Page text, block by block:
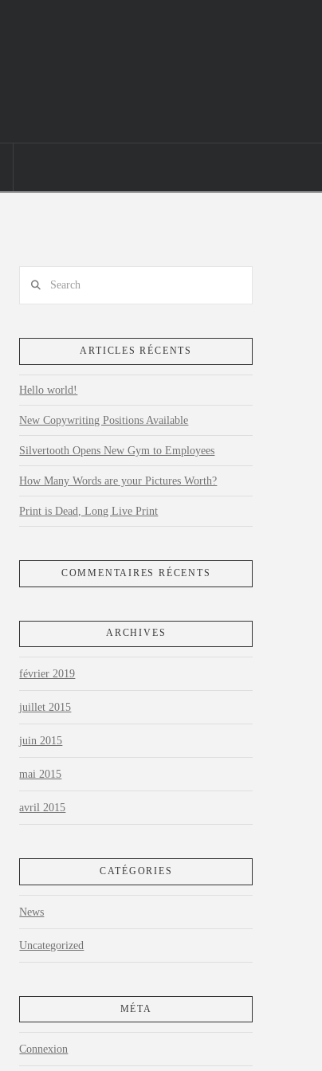
ARTICLES RÉCENTS
Hello world!
New Copywriting Positions Available
Silvertooth Opens New Gym to Employees
How Many Words are your Pictures Worth?
Print is Dead, Long Live Print
COMMENTAIRES RÉCENTS
ARCHIVES
février 2019
juillet 2015
juin 2015
mai 2015
avril 2015
CATÉGORIES
News
Uncategorized
MÉTA
Connexion